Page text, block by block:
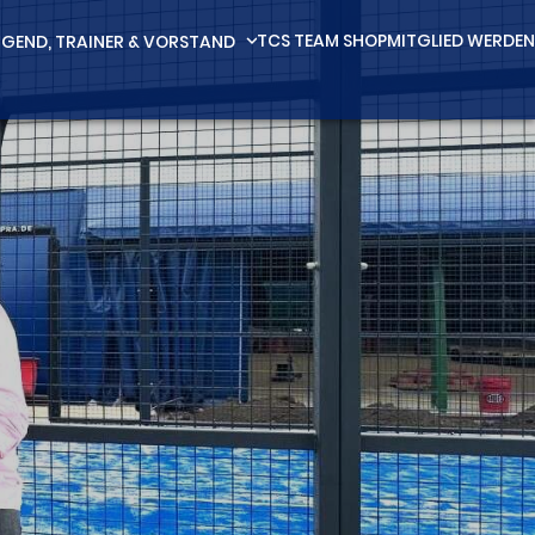
TRAINER & VORSTAND expand_moreTCS TEAM SHOPMITGLIED WERDEN